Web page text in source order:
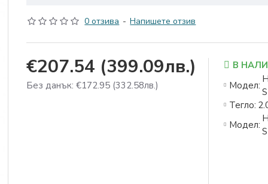
0 отзива - Напишете отзив
€207.54 (399.09лв.)
Без данък: €172.95 (332.58лв.)
В
Модел:
Тегло:
Модел: